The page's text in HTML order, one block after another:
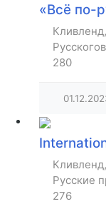
«Всё по-
280
Русские
276